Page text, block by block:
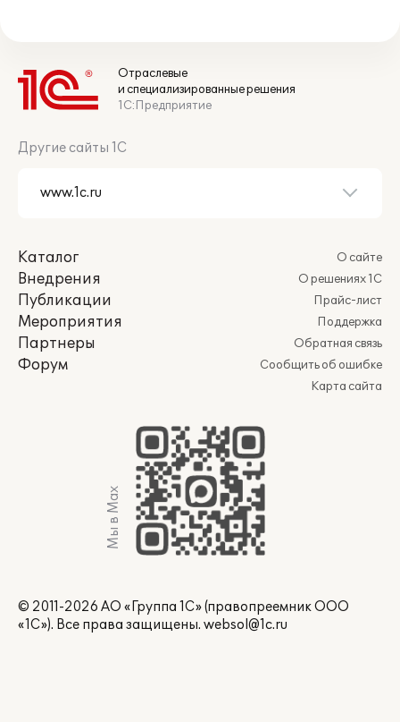
Отраслевые
и специализированные решения
1С:Предприятие
Другие сайты 1С
Каталог
Внедрения
Публикации
Мероприятия
Партнеры
Форум
О сайте
О решениях 1С
Прайс-лист
Поддержка
Обратная связь
Сообщить об ошибке
Карта сайта
Мы в Max
© 2011-2026 АО «Группа 1С» (правопреемник ООО
«1С»). Все права защищены. websol@1c.ru